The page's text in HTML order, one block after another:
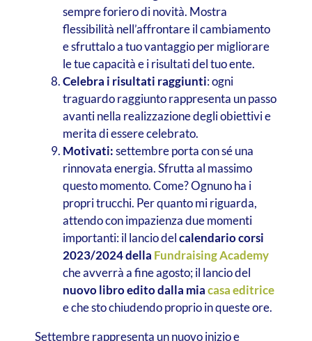
sempre foriero di novità. Mostra
flessibilità nell’affrontare il cambiamento
e sfruttalo a tuo vantaggio per migliorare
le tue capacità e i risultati del tuo ente.
Celebra i risultati raggiunti: ogni
traguardo raggiunto rappresenta un passo
avanti nella realizzazione degli obiettivi e
merita di essere celebrato.
Motivati:settembre porta con sé una
rinnovata energia. Sfrutta al massimo
questo momento. Come? Ognuno ha i
propri trucchi. Per quanto mi riguarda,
attendo con impazienza due momenti
importanti: il lancio delcalendario corsi
2023/2024 della Fundraising Academy
che avverrà a fine agosto; il lancio del
nuovo libro edito dalla miacasa editrice
e che sto chiudendo proprio in queste ore.
Settembre rappresenta un nuovo inizio e